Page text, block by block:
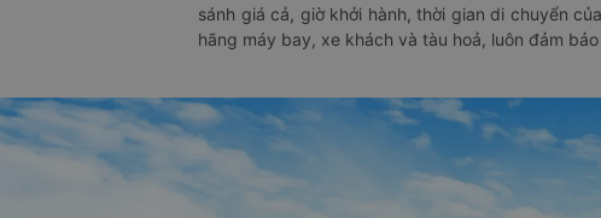
sánh giá cả, giờ khởi hành, thời gian di chuyển
hãng máy bay, xe khách và tàu hoả, luôn đảm